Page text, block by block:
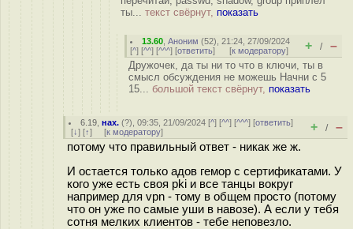
ты... текст свёрнут, показать
13.60 ,Аноним (52), 21:24, 27/09/2024
[^] [^^] [^^^] [ответить] [к модератору] + / –
Дружочек, да ты ни то что в ключи, ты в
смысл обсуждения не можешь Начни с 5
15... большой текст свёрнут, показать
6.19 ,нах. (?), 09:35, 21/09/2024 [^] [^^] [^^^] [ответить]
[↓] [↑] [к модератору] + / –
потому что правильный ответ - никак же ж.
И остается только адов гемор с сертификатами. У
кого уже есть своя pki и все танцы вокруг
например для vpn - тому в общем просто (потому
что он уже по самые уши в навозе). А если у тебя
сотня мелких клиентов - тебе неповезло.